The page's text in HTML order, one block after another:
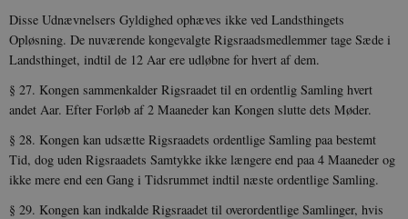
Disse Udnævnelsers Gyldighed ophæves ikke ved Landsthingets
Opløsning. De nuværende kongevalgte Rigsraadsmedlemmer tage Sæde i
Landsthinget, indtil de 12 Aar ere udløbne for hvert af dem.
§ 27. Kongen sammenkalder Rigsraadet til en ordentlig Sam­ling hvert
andet Aar. Efter Forløb af 2 Maaneder kan Kongen slutte dets Møder.
§ 28. Kongen kan udsætte Rigsraadets ordentlige Samling paa bestemt
Tid, dog uden Rigsraadets Samtykke ikke længere end paa 4 Maaneder og
ikke mere end een Gang i Tidsrummet indtil næste ordentlige Samling.
§ 29. Kongen kan indkalde Rigsraadet til overordentlige Sam­linger, hvis